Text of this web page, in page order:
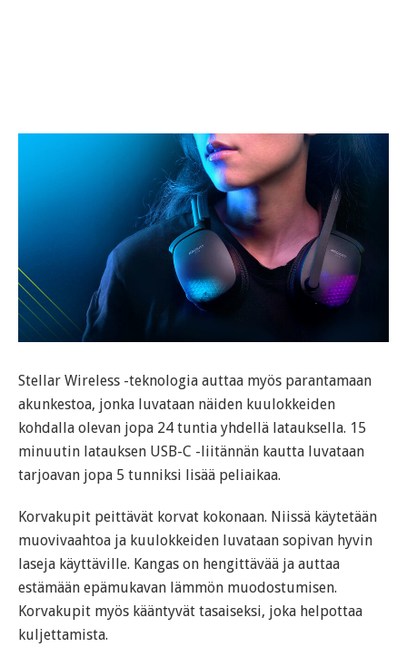
Stellar Wireless -teknologia auttaa myös parantamaan
akunkestoa, jonka luvataan näiden kuulokkeiden
kohdalla olevan jopa 24 tuntia yhdellä latauksella. 15
minuutin latauksen USB-C -liitännän kautta luvataan
tarjoavan jopa 5 tunniksi lisää peliaikaa.
Korvakupit peittävät korvat kokonaan. Niissä käytetään
muovivaahtoa ja kuulokkeiden luvataan sopivan hyvin
laseja käyttäville. Kangas on hengittävää ja auttaa
estämään epämukavan lämmön muodostumisen.
Korvakupit myös kääntyvät tasaiseksi, joka helpottaa
kuljettamista.